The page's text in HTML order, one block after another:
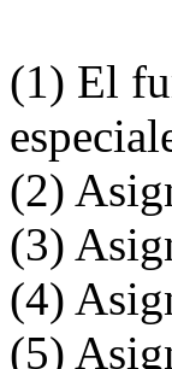
(1) El
(2)
(3)
(4)
(5)